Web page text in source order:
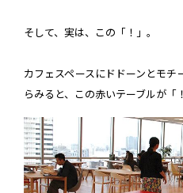
そして、実は、この「！」。
カフェスペースにドドーンとモ
らみると、この赤いテーブルが「